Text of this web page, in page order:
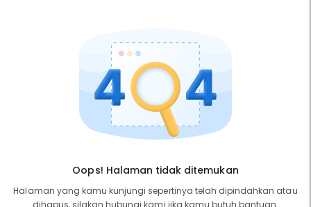
Oops! Halaman tidak ditemukan
Halaman yang kamu kunjungi sepertinya telah dipindahkan atau
dihapus, silakan hubungi kami jika kamu butuh bantuan.